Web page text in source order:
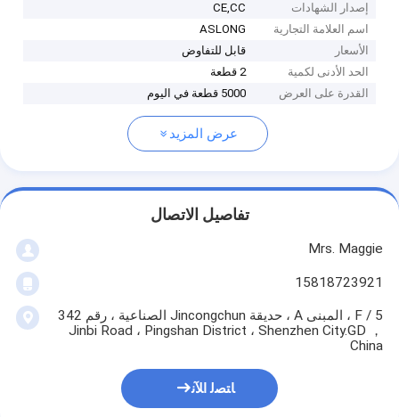
إصدار الشهادات
CE,CC
اسم العلامة التجارية
ASLONG
الأسعار
قابل للتفاوض
الحد الأدنى لكمية
2 قطعة
القدرة على العرض
5000 قطعة في اليوم
عرض المزيد
تفاصيل الاتصال
Mrs. Maggie
15818723921
5 / F ، المبنى A ، حديقة Jincongchun الصناعية ، رقم 342
Jinbi Road ، Pingshan District ، Shenzhen City.GD ，
China
ﺎﺘﺼﻟ ﺍﻶﻧ